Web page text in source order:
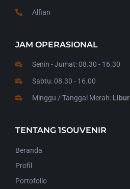
Alfian
JAM OPERASIONAL
Senin - Jumat: 08.30 - 16.30
Sabtu: 08.30 - 16.00
Minggu / Tanggal Merah: Libur
TENTANG 1SOUVENIR
Beranda
Profil
Portofolio